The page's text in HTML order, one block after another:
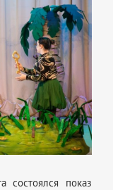
состоялся показ